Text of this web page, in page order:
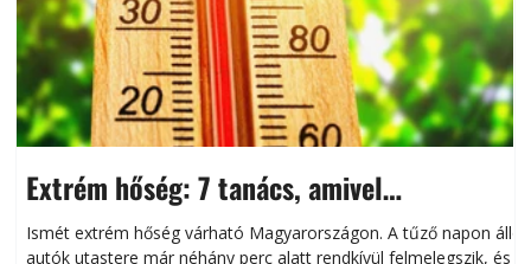
Extrém hőség: 7 tanács, amivel
megóvhatjuk autónkat a nyári károktól
Ismét extrém hőség várható Magyarországon. A tűző napon álló
autók utastere már néhány perc alatt rendkívül felmelegszik, és